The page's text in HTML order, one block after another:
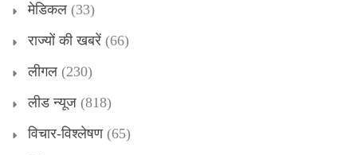
मेडिकल (33)
राज्यों की खबरें (66)
लीगल (230)
लीड न्यूज (818)
विचार-विश्लेषण(65)